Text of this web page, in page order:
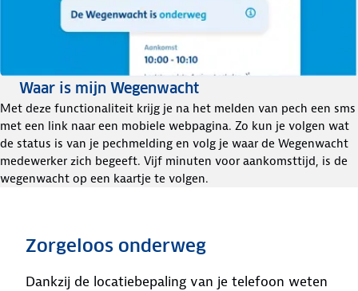
Waar is mijn Wegenwacht
Met deze functionaliteit krijg je na het melden van pech een sms
met een link naar een mobiele webpagina. Zo kun je volgen wat
de status is van je pechmelding en volg je waar de Wegenwacht
medewerker zich begeeft. Vijf minuten voor aankomsttijd, is de
wegenwacht op een kaartje te volgen.
Zorgeloos onderweg
Dankzij de locatiebepaling van je telefoon weten